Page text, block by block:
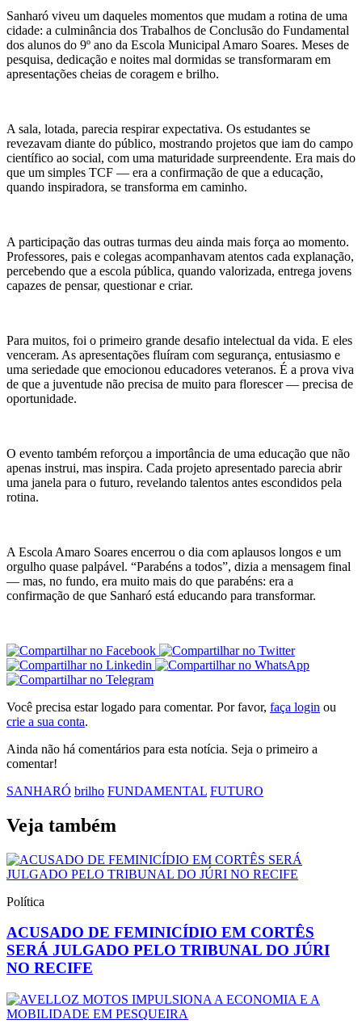
Sanharó viveu um daqueles momentos que mudam a rotina de uma
cidade: a culminância dos Trabalhos de Conclusão do Fundamental
dos alunos do 9º ano da Escola Municipal Amaro Soares. Meses de
pesquisa, dedicação e noites mal dormidas se transformaram em
apresentações cheias de coragem e brilho.
A sala, lotada, parecia respirar expectativa. Os estudantes se
revezavam diante do público, mostrando projetos que iam do campo
científico ao social, com uma maturidade surpreendente. Era mais do
que um simples TCF — era a confirmação de que a educação,
quando inspiradora, se transforma em caminho.
A participação das outras turmas deu ainda mais força ao momento.
Professores, pais e colegas acompanhavam atentos cada explanação,
percebendo que a escola pública, quando valorizada, entrega jovens
capazes de pensar, questionar e criar.
Para muitos, foi o primeiro grande desafio intelectual da vida. E eles
venceram. As apresentações fluíram com segurança, entusiasmo e
uma seriedade que emocionou educadores veteranos. É a prova viva
de que a juventude não precisa de muito para florescer — precisa de
oportunidade.
O evento também reforçou a importância de uma educação que não
apenas instrui, mas inspira. Cada projeto apresentado parecia abrir
uma janela para o futuro, revelando talentos antes escondidos pela
rotina.
A Escola Amaro Soares encerrou o dia com aplausos longos e um
orgulho quase palpável. “Parabéns a todos”, dizia a mensagem final
— mas, no fundo, era muito mais do que parabéns: era a
confirmação de que Sanharó está educando para transformar.
Você precisa estar logado para comentar. Por favor, faça login ou
crie a sua conta.
Ainda não há comentários para esta notícia. Seja o primeiro a
comentar!
SANHARÓ brilho FUNDAMENTAL FUTURO
Veja também
Política
ACUSADO DE FEMINICÍDIO EM CORTÊS
SERÁ JULGADO PELO TRIBUNAL DO JÚRI
NO RECIFE